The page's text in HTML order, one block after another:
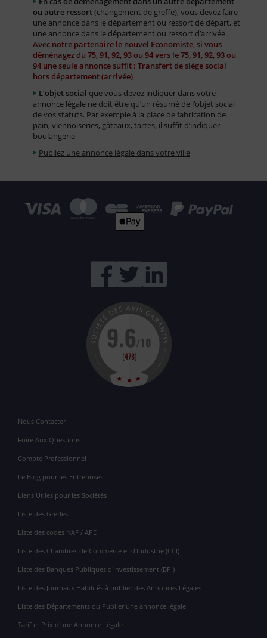
ou autre ressort(changement de greffe), vous devez faire
une annonce dans le département ou ressort de départ, et
une annonce dans le département ou ressort d’arrivée.
Avec notre partenaire le nouvel Economiste, si vous
déménagez du 75, 91, 92, 93 ou 94 vers le 75, 91, 92, 93 ou
94 une seule annonce suffit : Transfert de siège social
hors département (arrivée)
L’objet social que vous devez indiquer dans votre
annonce légale ne doit être qu’un résumé de l’objet social
de vos statuts. Par exemple à la place de fabrication de
pain, viennoiseries, gâteaux, tartes, il suffit d’indiquer
boulangerie
Publiez une annonce légale dans votre ville
Nous Contacter
Foire Aux Questions
Compte Professionnel
Le Blog pour les Entreprises
Liens Utiles pour les Sociétés
Liste des Greffes
Liste des codes NAF / APE
Liste des Chambres de Commerce et d'Industrie (CCI)
Liste des Banques Publiques d'Investissement (BPI)
Liste des Journaux Habilités à publier des Annonces Légales
Liste des Départements ou Publier une annonce légale
Tarif et Prix d'une Annonce Légale